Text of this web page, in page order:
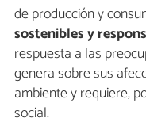
de producción y
sostenibles y
respuesta a las
genera sobre sus
ambiente y requiere,
social.